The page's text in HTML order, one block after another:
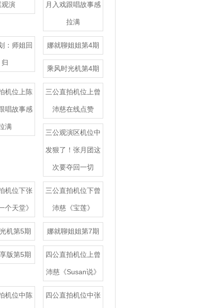
观演 月入戏跟唱故事感
拉满
：师姐回
归
娜就聊姐姐第4期
乘风时光机第4期
机位上陈
唱故事感
满
三公直拍机位上曾
沛慈在线点赞
三公观演区机位中
发狠了！张月团这
次要夺回一切
机位下张
个天堂》
三公直拍机位下曾
沛慈《宝莲》
机第5期 娜就聊姐姐第7期
版第5期 四公直拍机位上曾
沛慈《Susan说》
机位中陈 四公直拍机位中张